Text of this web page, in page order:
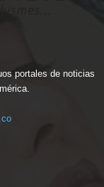
portales de noticias